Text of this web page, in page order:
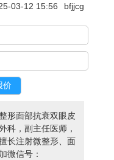
03-12 15:56 bfjjcg
形面部抗衰双眼皮
科，副主任医师，
长注射微整形、面
微信号：